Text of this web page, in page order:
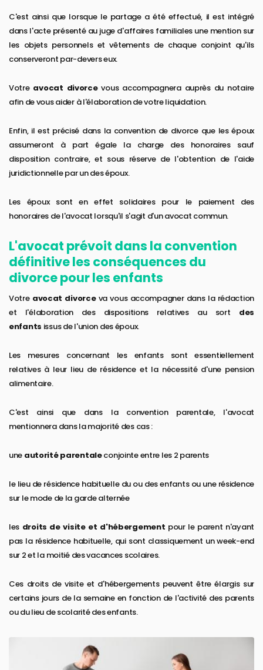
C'est ainsi que lorsque le partage a été effectué, il est intégré
dans l'acte présenté au juge d'affaires familiales une mention sur
les objets personnels et vêtements de chaque conjoint qu'ils
conserveront par-devers eux.
Votre avocat divorcevous accompagnera auprès du notaire
afin de vous aider à l'élaboration de votre liquidation.
Enfin, il est précisé dans la convention de divorce que les époux
assumeront à part égale la charge des honoraires sauf
disposition contraire, et sous réserve de l'obtention de l'aide
juridictionnelle par un des époux.
Les époux sont en effet solidaires pour le paiement des
honoraires de l'avocat lorsqu'il s'agit d'un avocat commun.
L'avocat prévoit dans la convention
définitive les conséquences du
divorce pour les enfants
Votre avocat divorceva vous accompagner dans la rédaction
et l'élaboration des dispositions relatives au sort des
enfants issus de l'union des époux.
Les mesures concernant les enfants sont essentiellement
relatives à leur lieu de résidence et la nécessité d'une pension
alimentaire.
C'est ainsi que dans la convention parentale, l'avocat
mentionnera dans la majorité des cas :
une autorité parentaleconjointe entre les 2 parents
le lieu de résidence habituelle du ou des enfants ou une résidence
sur le mode de la garde alternée
les droits de visite et d'hébergement pour le parent n'ayant
pas la résidence habituelle, qui sont classiquement un week-end
sur 2 et la moitié des vacances scolaires.
Ces droits de visite et d'hébergements peuvent être élargis sur
certains jours de la semaine en fonction de l'activité des parents
ou du lieu de scolarité des enfants.